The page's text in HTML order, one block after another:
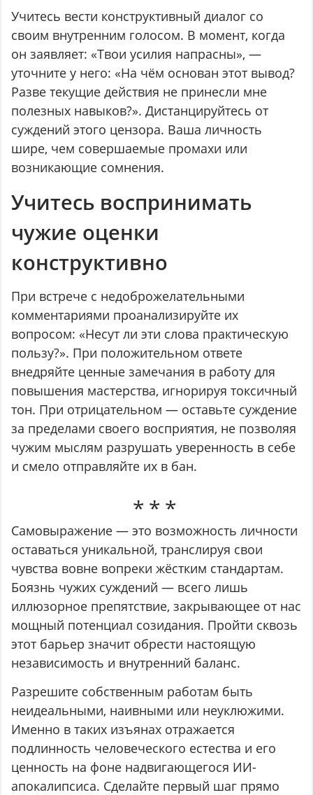
Учитесь вести конструктивный диалог со
своим внутренним голосом. В момент, когда
он заявляет: «Твои усилия напрасны», —
уточните у него: «На чём основан этот вывод?
Разве текущие действия не принесли мне
полезных навыков?». Дистанцируйтесь от
суждений этого цензора. Ваша личность
шире, чем совершаемые промахи или
возникающие сомнения.
Учитесь воспринимать
чужие оценки
конструктивно
При встрече с недоброжелательными
комментариями проанализируйте их
вопросом: «Несут ли эти слова практическую
пользу?». При положительном ответе
внедряйте ценные замечания в работу для
повышения мастерства, игнорируя токсичный
тон. При отрицательном — оставьте суждение
за пределами своего восприятия, не позволяя
чужим мыслям разрушать уверенность в себе
и смело отправляйте их в бан.
Самовыражение — это возможность личности
оставаться уникальной, транслируя свои
чувства вовне вопреки жёстким стандартам.
Боязнь чужих суждений — всего лишь
иллюзорное препятствие, закрывающее от нас
мощный потенциал созидания. Пройти сквозь
этот барьер значит обрести настоящую
независимость и внутренний баланс.
Разрешите собственным работам быть
неидеальными, наивными или неуклюжими.
Именно в таких изъянах отражается
подлинность человеческого естества и его
ценность на фоне надвигающегося ИИ-
апокалипсиса. Сделайте первый шаг прямо